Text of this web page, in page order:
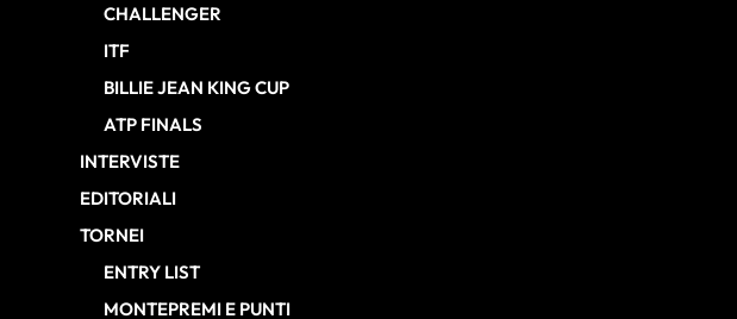
CHALLENGER
ITF
BILLIE JEAN KING CUP
ATP FINALS
INTERVISTE
EDITORIALI
TORNEI
ENTRY LIST
MONTEPREMI E PUNTI